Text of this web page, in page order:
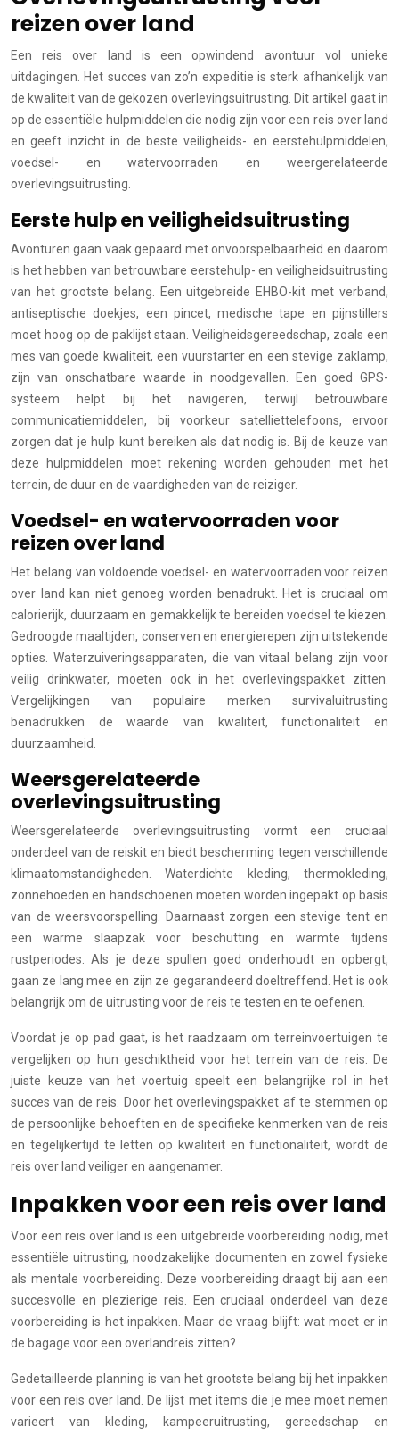
reizen over land
Een reis over land is een opwindend avontuur vol unieke
uitdagingen. Het succes van zo’n expeditie is sterk afhankelijk van
de kwaliteit van de gekozen overlevingsuitrusting. Dit artikel gaat in
op de essentiële hulpmiddelen die nodig zijn voor een reis over land
en geeft inzicht in de beste veiligheids- en eerstehulpmiddelen,
voedsel- en watervoorraden en weergerelateerde
overlevingsuitrusting.
Eerste hulp en veiligheidsuitrusting
Avonturen gaan vaak gepaard met onvoorspelbaarheid en daarom
is het hebben van betrouwbare eerstehulp- en veiligheidsuitrusting
van het grootste belang. Een uitgebreide EHBO-kit met verband,
antiseptische doekjes, een pincet, medische tape en pijnstillers
moet hoog op de paklijst staan. Veiligheidsgereedschap, zoals een
mes van goede kwaliteit, een vuurstarter en een stevige zaklamp,
zijn van onschatbare waarde in noodgevallen. Een goed GPS-
systeem helpt bij het navigeren, terwijl betrouwbare
communicatiemiddelen, bij voorkeur satelliettelefoons, ervoor
zorgen dat je hulp kunt bereiken als dat nodig is. Bij de keuze van
deze hulpmiddelen moet rekening worden gehouden met het
terrein, de duur en de vaardigheden van de reiziger.
Voedsel- en watervoorraden voor
reizen over land
Het belang van voldoende voedsel- en watervoorraden voor reizen
over land kan niet genoeg worden benadrukt. Het is cruciaal om
calorierijk, duurzaam en gemakkelijk te bereiden voedsel te kiezen.
Gedroogde maaltijden, conserven en energierepen zijn uitstekende
opties. Waterzuiveringsapparaten, die van vitaal belang zijn voor
veilig drinkwater, moeten ook in het overlevingspakket zitten.
Vergelijkingen van populaire merken survivaluitrusting
benadrukken de waarde van kwaliteit, functionaliteit en
duurzaamheid.
Weersgerelateerde
overlevingsuitrusting
Weersgerelateerde overlevingsuitrusting vormt een cruciaal
onderdeel van de reiskit en biedt bescherming tegen verschillende
klimaatomstandigheden. Waterdichte kleding, thermokleding,
zonnehoeden en handschoenen moeten worden ingepakt op basis
van de weersvoorspelling. Daarnaast zorgen een stevige tent en
een warme slaapzak voor beschutting en warmte tijdens
rustperiodes. Als je deze spullen goed onderhoudt en opbergt,
gaan ze lang mee en zijn ze gegarandeerd doeltreffend. Het is ook
belangrijk om de uitrusting voor de reis te testen en te oefenen.
Voordat je op pad gaat, is het raadzaam om terreinvoertuigen te
vergelijken op hun geschiktheid voor het terrein van de reis. De
juiste keuze van het voertuig speelt een belangrijke rol in het
succes van de reis. Door het overlevingspakket af te stemmen op
de persoonlijke behoeften en de specifieke kenmerken van de reis
en tegelijkertijd te letten op kwaliteit en functionaliteit, wordt de
reis over land veiliger en aangenamer.
Inpakken voor een reis over land
Voor een reis over land is een uitgebreide voorbereiding nodig, met
essentiële uitrusting, noodzakelijke documenten en zowel fysieke
als mentale voorbereiding. Deze voorbereiding draagt bij aan een
succesvolle en plezierige reis. Een cruciaal onderdeel van deze
voorbereiding is het inpakken. Maar de vraag blijft: wat moet er in
de bagage voor een overlandreis zitten?
Gedetailleerde planning is van het grootste belang bij het inpakken
voor een reis over land. De lijst met items die je mee moet nemen
varieert van kleding, kampeeruitrusting, gereedschap en